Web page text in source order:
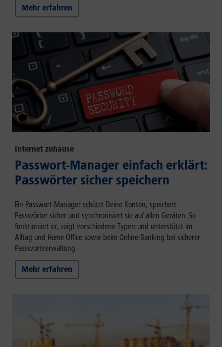
Mehr erfahren
Internet zuhause
Passwort-Manager einfach erklärt:
Passwörter sicher speichern
Ein Passwort-Manager schützt Deine Konten, speichert
Passwörter sicher und synchronisiert sie auf allen Geräten. So
funktioniert er, zeigt verschiedene Typen und unterstützt im
Alltag und Home Office sowie beim Online-Banking bei sicherer
Passwortverwaltung.
Mehr erfahren